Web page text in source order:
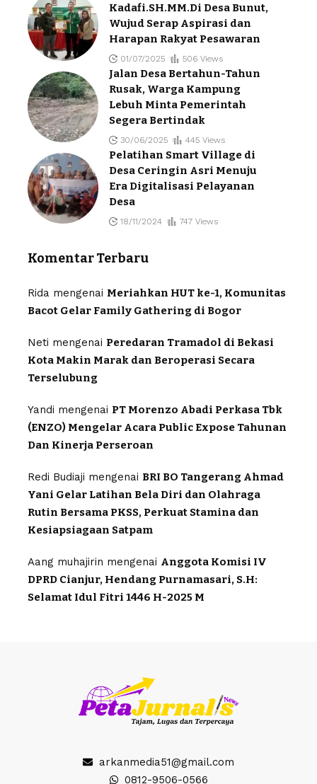
Kadafi.SH.MM.Di Desa Bunut,
Wujud Serap Aspirasi dan
Harapan Rakyat Pesawaran
01/07/2025 506 Views
Jalan Desa Bertahun-Tahun
Rusak, Warga Kampung
Lebuh Minta Pemerintah
Segera Bertindak
30/06/2025 445 Views
Pelatihan Smart Village di
Desa Ceringin Asri Menuju
Era Digitalisasi Pelayanan
Desa
18/11/2024 747 Views
Komentar Terbaru
Rida mengenai Meriahkan HUT ke-1, Komunitas
Bacot Gelar Family Gathering di Bogor
Neti mengenai Peredaran Tramadol di Bekasi
Kota Makin Marak dan Beroperasi Secara
Terselubung
Yandi mengenai PT Morenzo Abadi Perkasa Tbk
(ENZO) Mengelar Acara Public Expose Tahunan
Dan Kinerja Perseroan
Redi Budiaji mengenai BRI BO Tangerang Ahmad
Yani Gelar Latihan Bela Diri dan Olahraga
Rutin Bersama PKSS, Perkuat Stamina dan
Kesiapsiagaan Satpam
Aang muhajirin mengenai Anggota Komisi IV
DPRD Cianjur, Hendang Purnamasari, S.H:
Selamat Idul Fitri 1446 H-2025 M
arkanmedia51@gmail.com
0812-9506-0566